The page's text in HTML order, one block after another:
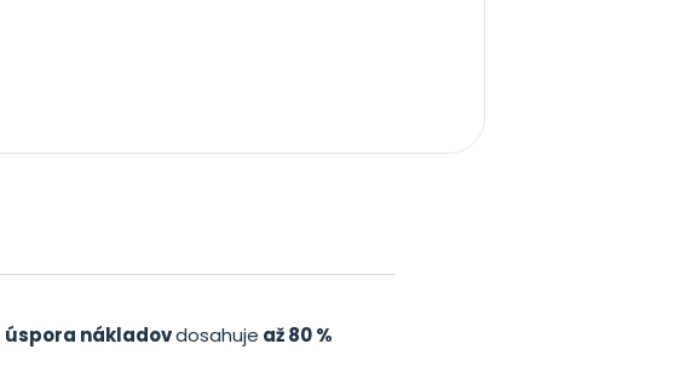
úspora nákladovdosahuje až 80 %